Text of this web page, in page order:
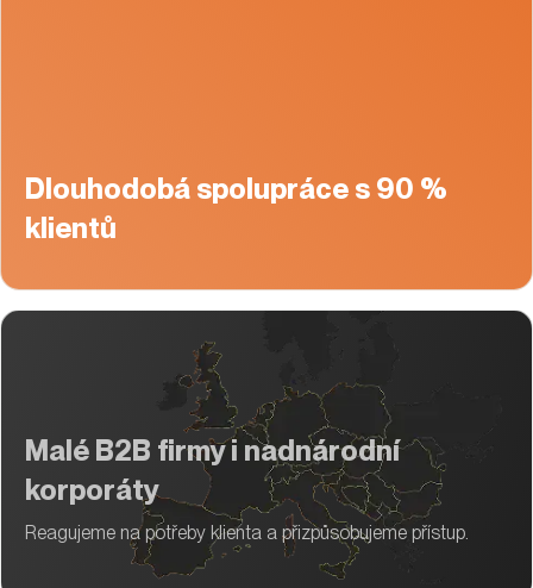
Dlouhodobá spolupráce s 90 %
klientů
Malé B2B firmy i nadnárodní
korporáty
Reagujeme na potřeby klienta a přizpůsobujeme přístup.